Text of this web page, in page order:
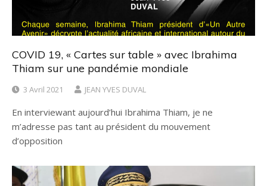
COVID 19, « Cartes sur table » avec Ibrahima
Thiam sur une pandémie mondiale
3 Avril 2021 JEAN YVES DUVAL
En interviewant aujourd’hui Ibrahima Thiam, je ne
m’adresse pas tant au président du mouvement
d’opposition